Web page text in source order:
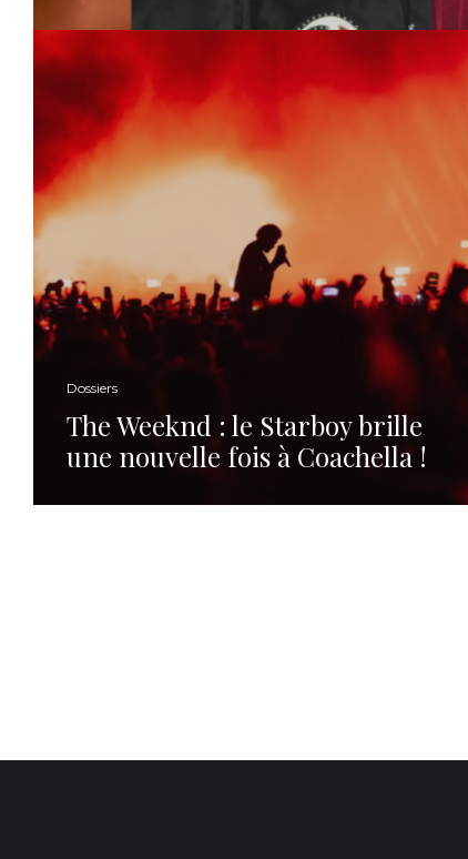
Dossiers
The Weeknd : le Starboy brille
une nouvelle fois à Coachella !